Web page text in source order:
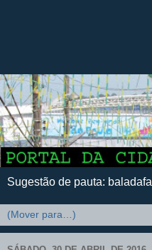
Sugestão de pauta: